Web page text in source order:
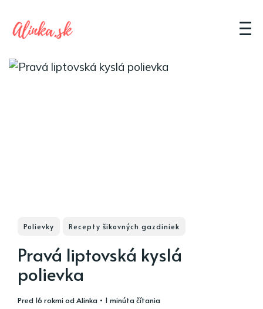
Polievky Recepty šikovných gazdiniek
Pravá liptovská kyslá
polievka
pred 16 rokmiodAlinka • 1 minúta čítania